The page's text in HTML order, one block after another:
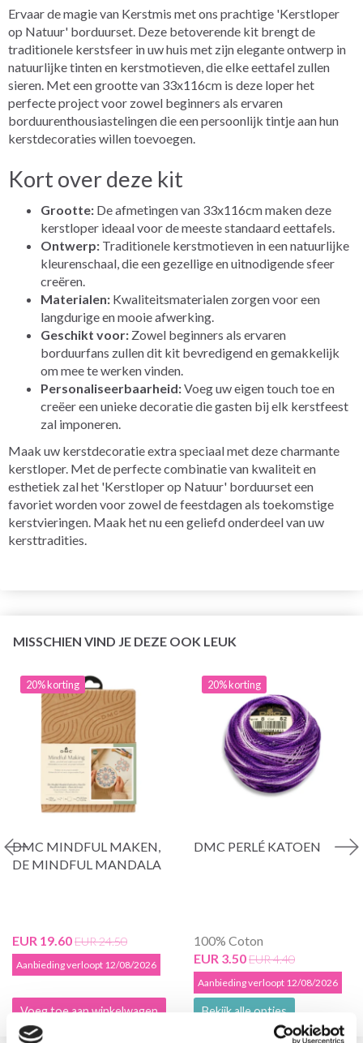
Ervaar de magie van Kerstmis met ons prachtige 'Kerstloper
op Natuur' borduurset. Deze betoverende kit brengt de
traditionele kerstsfeer in uw huis met zijn elegante ontwerp in
natuurlijke tinten en kerstmotieven, die elke eettafel zullen
sieren. Met een grootte van 33x116cm is deze loper het
perfecte project voor zowel beginners als ervaren
borduurenthousiastelingen die een persoonlijk tintje aan hun
kerstdecoraties willen toevoegen.
Kort over deze kit
Grootte: De afmetingen van 33x116cm maken deze
kerstloper ideaal voor de meeste standaard eettafels.
Ontwerp: Traditionele kerstmotieven in een natuurlijke
kleurenschaal, die een gezellige en uitnodigende sfeer
creëren.
Materialen: Kwaliteitsmaterialen zorgen voor een
langdurige en mooie afwerking.
Geschikt voor: Zowel beginners als ervaren
borduurfans zullen dit kit bevredigend en gemakkelijk
om mee te werken vinden.
Personaliseerbaarheid:Voeg uw eigen touch toe en
creëer een unieke decoratie die gasten bij elk kerstfeest
zal imponeren.
Maak uw kerstdecoratie extra speciaal met deze charmante
kerstloper. Met de perfecte combinatie van kwaliteit en
esthetiek zal het 'Kerstloper op Natuur' borduurset een
favoriet worden voor zowel de feestdagen als toekomstige
kerstvieringen. Maak het nu een geliefd onderdeel van uw
kersttradities.
MISSCHIEN VIND JE DEZE OOK LEUK
20% korting
DMC MINDFUL MAKEN,
DE MINDFUL MANDALA
EUR 19.60EUR 24.50
Aanbieding verloopt 12/08/2026
Voeg toe aan winkelwagen
20% korting
DMC PERLÉ KATOEN
100% Coton
EUR 3.50EUR 4.40
Aanbieding verloopt 12/08/2026
Bekijk alle opties